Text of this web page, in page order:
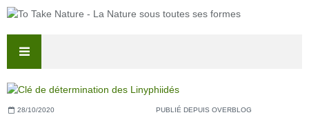
28/10/2020 PUBLIÉ DEPUIS OVERBLOG